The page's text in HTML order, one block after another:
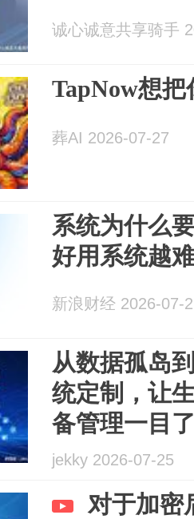
诚心诚意共享骑手
TapNow想
葬AI 2026-07-27
系统为什么
好用系统越
新浪财经 2026-07-
从数据孤岛
统定制，让
备管理一目
jekky 2026-07-25
对于加密